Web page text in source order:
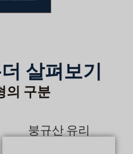
살펴보기
의 구분
붕규산 유리